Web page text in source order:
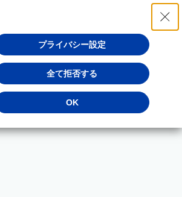
プライバシー設定
全て拒否する
OK